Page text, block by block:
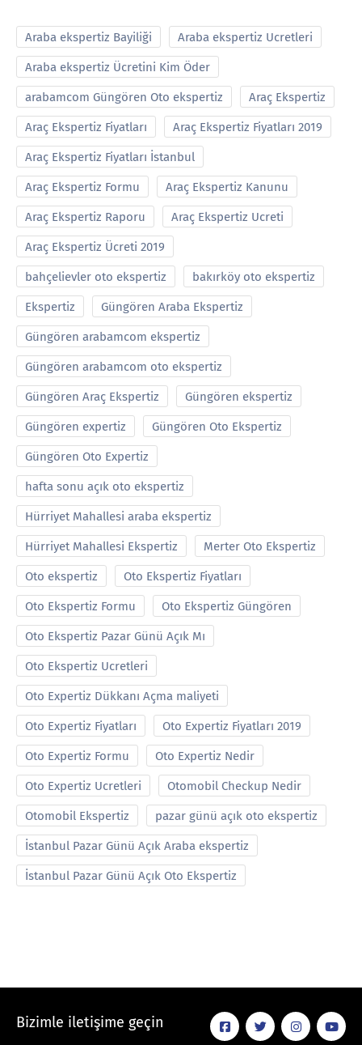
Araba ekspertiz Bayiliği Araba ekspertiz Ucretleri
Araba ekspertiz Ücretini Kim Öder
arabamcom Güngören Oto ekspertiz Araç Ekspertiz
Araç Ekspertiz Fiyatları Araç Ekspertiz Fiyatları 2019
Araç Ekspertiz Fiyatları İstanbul
Araç Ekspertiz Formu Araç Ekspertiz Kanunu
Araç Ekspertiz Raporu Araç Ekspertiz Ucreti
Araç Ekspertiz Ücreti 2019
bahçelievler oto ekspertiz bakırköy oto ekspertiz
Ekspertiz Güngören Araba Ekspertiz
Güngören arabamcom ekspertiz
Güngören arabamcom oto ekspertiz
Güngören Araç Ekspertiz Güngören ekspertiz
Güngören expertiz Güngören Oto Ekspertiz
Güngören Oto Expertiz
hafta sonu açık oto ekspertiz
Hürriyet Mahallesi araba ekspertiz
Hürriyet Mahallesi Ekspertiz Merter Oto Ekspertiz
Oto ekspertiz Oto Ekspertiz Fiyatları
Oto Ekspertiz Formu Oto Ekspertiz Güngören
Oto Ekspertiz Pazar Günü Açık Mı
Oto Ekspertiz Ucretleri
Oto Expertiz Dükkanı Açma maliyeti
Oto Expertiz Fiyatları Oto Expertiz Fiyatları 2019
Oto Expertiz Formu Oto Expertiz Nedir
Oto Expertiz Ucretleri Otomobil Checkup Nedir
Otomobil Ekspertiz pazar günü açık oto ekspertiz
İstanbul Pazar Günü Açık Araba ekspertiz
İstanbul Pazar Günü Açık Oto Ekspertiz
Bizimle iletişime geçin